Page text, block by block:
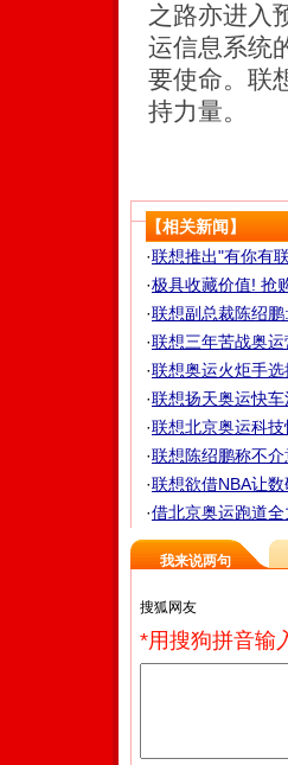
之路亦进入
运信息系统
要使命。联
持力量。
【相关新闻】
·联想推出"有你有
·极具收藏价值! 抢
·联想副总裁陈绍
·联想三年苦战奥
·联想奥运火炬手
·联想扬天奥运快
·联想北京奥运科
·联想陈绍鹏称不介
·联想欲借NBA让
·借北京奥运跑道
我来说两句
*用搜狗拼音输